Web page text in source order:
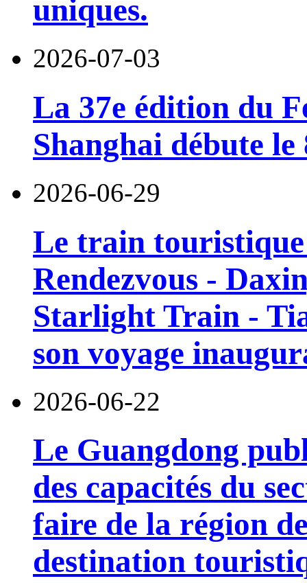
uniques.
2026-07-03
La 37e édition du
Shanghai débute
2026-06-29
Le train
Rendezvous -
Starlight Train -
son voyage
2026-06-22
Le Guangdong
des capacités du
faire de la région
destination